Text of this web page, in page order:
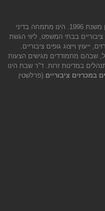
ד”ר אורן שבת, עו”ד הינו מוסמך לעריכת דין משנת 1996. הינו מתמחה בדיני
ציבוריים בבתי המשפט, ליווי הגשת
ייעוץ וייצוג גופים ציבוריים.
שבהם מתמודדים מגישים הצעות
במדינות זרות. ד”ר שבת הינו
במכרזים ציבוריים (פרלשטין